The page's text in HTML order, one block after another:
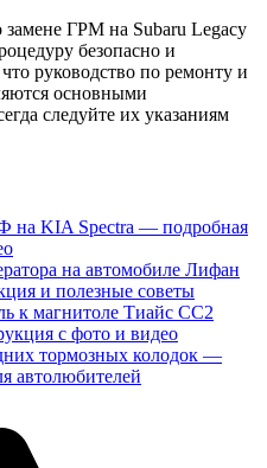
ГРМ на Subaru Legacy
безопасно и
руководство по ремонту и
основными
следуйте их указаниям
на KIA Spectra — подробная
на автомобиле Лифан
и полезные советы
к магнитоле Тиайс СС2
с фото и видео
тормозных колодок —
автолюбителей